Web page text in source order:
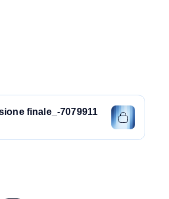
finale_-7079911